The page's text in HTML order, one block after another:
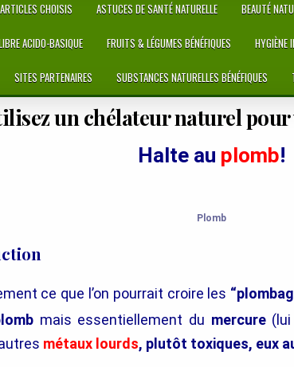
ARTICLES CHOISIS ASTUCES DE SANTÉ NATURELLE BEAUTÉ
ACIDO-BASIQUE FRUITS & LÉGUMES BÉNÉFIQUES HYGIÈNE
SITES PARTENAIRES SUBSTANCES NATURELLES BÉNÉFIQUES
un chélateur naturel
Halte au plomb!
Plomb
ce que l’on pourrait croire les
mais essentiellement du mercure
métaux lourds, plutôt toxiques, eux